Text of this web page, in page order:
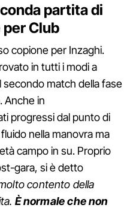
partita di
per Club
copione per Inzaghi.
in tutti i modi a
secondo match della fase
Anche in
progressi dal punto di
nella manovra ma
campo in su. Proprio
gara, si è detto
contento della
È normale che non